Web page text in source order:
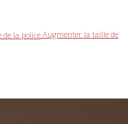
Augmenter la taille de